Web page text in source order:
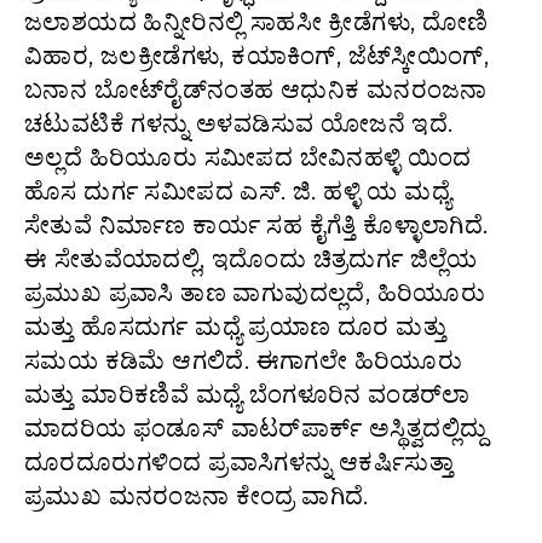
ಜಲಾಶಯದ ಹಿನ್ನೀರಿನಲ್ಲಿ ಸಾಹಸೀ ಕ್ರೀಡೆಗಳು, ದೋಣಿ
ವಿಹಾರ, ಜಲಕ್ರೀಡೆಗಳು, ಕಯಾಕಿಂಗ್‌, ಜೆಟ್‌ಸ್ಕೀಯಿಂಗ್‌,
ಬನಾನ ಬೋಟ್‌ರೈಡ್‌ನಂತಹ ಆಧುನಿಕ ಮನರಂಜನಾ
ಚಟುವಟಿಕೆ ಗಳನ್ನು ಅಳವಡಿಸುವ ಯೋಜನೆ ಇದೆ.
ಅಲ್ಲದೆ ಹಿರಿಯೂರು ಸಮೀಪದ ಬೇವಿನಹಳ್ಳಿ ಯಿಂದ
ಹೊಸ ದುರ್ಗ ಸಮೀಪದ ಎಸ್. ಜಿ. ಹಳ್ಳಿ ಯ ಮಧ್ಯೆ
ಸೇತುವೆ ನಿರ್ಮಾಣ ಕಾರ್ಯ ಸಹ ಕೈಗೆತ್ತಿ ಕೊಳ್ಳಾಲಾಗಿದೆ.
ಈ ಸೇತುವೆಯಾದಲ್ಲಿ, ಇದೊಂದು ಚಿತ್ರದುರ್ಗ ಜಿಲ್ಲೆಯ
ಪ್ರಮುಖ ಪ್ರವಾಸಿ ತಾಣ ವಾಗುವುದಲ್ಲದೆ, ಹಿರಿಯೂರು
ಮತ್ತು ಹೊಸದುರ್ಗ ಮಧ್ಯೆ ಪ್ರಯಾಣ ದೂರ ಮತ್ತು
ಸಮಯ ಕಡಿಮೆ ಆಗಲಿದೆ. ಈಗಾಗಲೇ ಹಿರಿಯೂರು
ಮತ್ತು ಮಾರಿಕಣಿವೆ ಮಧ್ಯೆ ಬೆಂಗಳೂರಿನ ವಂಡರ್‌ಲಾ
ಮಾದರಿಯ ಫಂಡೂಸ್‌ ವಾಟರ್‌ಪಾರ್ಕ್‌ ಅಸ್ಥಿತ್ವದಲ್ಲಿದ್ದು
ದೂರದೂರುಗಳಿಂದ ಪ್ರವಾಸಿಗಳನ್ನು ಆಕರ್ಷಿಸುತ್ತಾ
ಪ್ರಮುಖ ಮನರಂಜನಾ ಕೇಂದ್ರ ವಾಗಿದೆ.